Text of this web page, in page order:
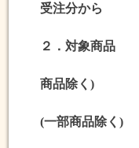
受注分から
２．対象商品
「野海
商品除く)
「手造
(一部商品除く)
「日は